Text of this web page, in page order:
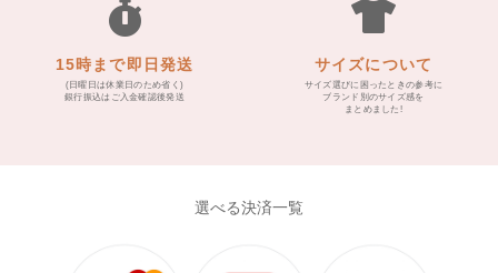
15時まで即日発送
(日曜日は休業日のため省く)
銀行振込はご入金確認後発送
サイズについて
サイズ選びに困ったときの参考に
ブランド別のサイズ感を
まとめました!
選べる決済一覧